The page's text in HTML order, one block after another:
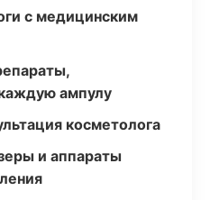
с медицинским
ампулу
косметолога
и аппараты